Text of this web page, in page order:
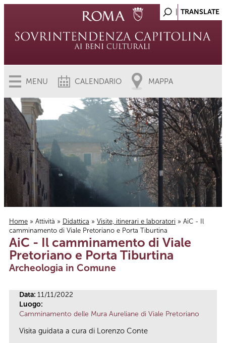
MENU CALENDARIO MAPPA
Tu sei qui
Home » Attività » Didattica » Visite, itinerari e laboratori » AiC - Il
camminamento di Viale Pretoriano e Porta Tiburtina
AiC - Il camminamento di Viale
Pretoriano e Porta Tiburtina
Archeologia in Comune
Data: 11/11/2022
Luogo:
Camminamento delle Mura Aureliane di Viale Pretoriano
Visita guidata a cura di Lorenzo Conte